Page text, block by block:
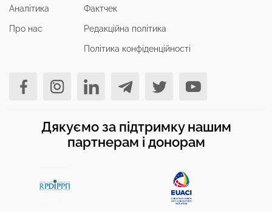
Аналітика
Про нас
Фактчек
Редакційна політика
Політика конфіденційності
Дякуємо за підтримку нашим
партнерам і донорам